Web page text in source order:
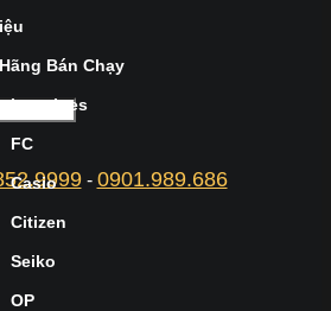
- 0901.989.686
Bán Chạy
Longines
FC
Casio
Citizen
Seiko
OP